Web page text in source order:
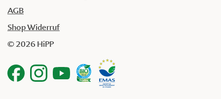
AGB
Shop Widerruf
© 2026 HiPP